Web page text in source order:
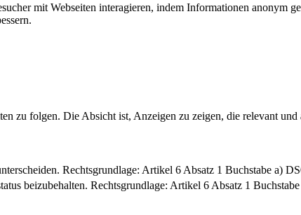
mit Webseiten interagieren, indem Informationen anonym
zu folgen. Die Absicht ist, Anzeigen zu zeigen, die relevant
Rechtsgrundlage: Artikel 6 Absatz 1 Buchstabe a)
beizubehalten. Rechtsgrundlage: Artikel 6 Absatz 1